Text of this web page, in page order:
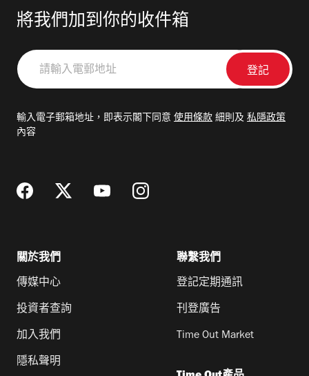
將我們加到你的收件箱
請
輸
郵
輸入電子郵箱地址，即表示閣下同意 使用條款 細則及 私隱政策
內容
關於我們
傳媒中心
投資者查詢
加入我們
隱私聲明
聯繫我們
登記定期通訊
刊登廣告
Time Out Market